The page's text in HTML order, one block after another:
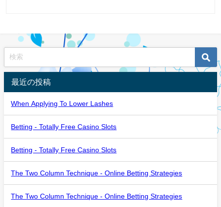
最近の投稿
When Applying To Lower Lashes
Betting - Totally Free Casino Slots
Betting - Totally Free Casino Slots
The Two Column Technique - Online Betting Strategies
The Two Column Technique - Online Betting Strategies